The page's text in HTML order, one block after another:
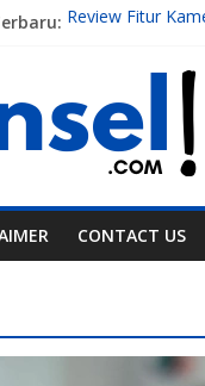
Review Fitur
7 Handphone
Teknologi
Tren Teknologi
CONTACT US